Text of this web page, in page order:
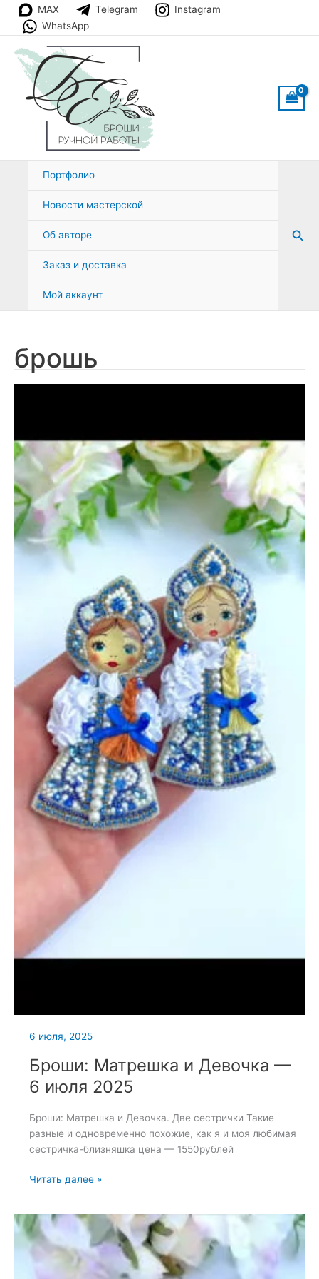
Перейти
содержимому
MAX Telegram
Instagram
WhatsApp
Портфолио
Новости мастерской
Об авторе
Заказ и доставка
Мой аккаунт
брошь
6 июля, 2025
Броши: Матрешка и Девочка —
6 июля 2025
Броши: Матрешка и Девочка. Две сестрички Такие
разные и одновременно похожие, как я и моя любимая
сестричка-близняшка цена — 1550рублей
Броши:
Девочка
—
6
Читать далее »